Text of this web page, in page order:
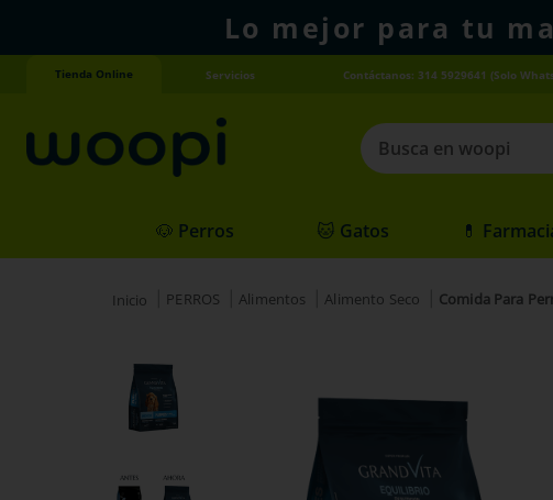
Lo mejor para tu
Tienda Online Servicios Contáctanos: 314 5929641 (Solo
Busca en woopi
1
agility gold
🐶 Perros 🐱 Gatos 💊
PERROS Alimentos Alimento Seco Comida Para